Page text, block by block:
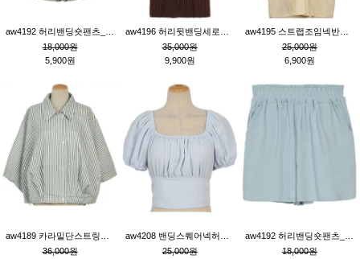
18,000원
5,900원
35,000원
9,900원
25,000원
6,900원
36,000원
25,000원
18,000원